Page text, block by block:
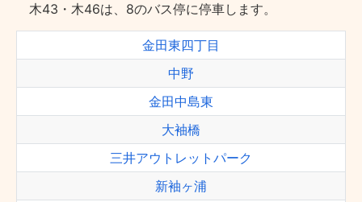
木43・木46は、8のバス停に停車します。
金田東四丁目
中野
金田中島東
大袖橋
三井アウトレットパーク
新袖ヶ浦